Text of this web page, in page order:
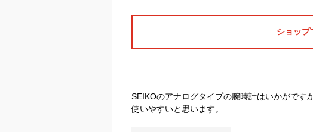
ショップ
SEIKOのアナログタイプの腕時計はいかがです
使いやすいと思います。